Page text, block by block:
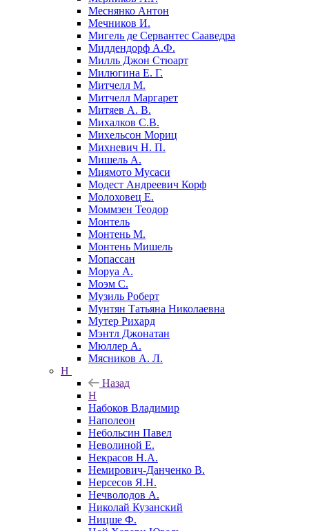
Меснянко Антон
Мечников И.
Мигель де Сервантес Сааведра
Миддендорф А.Ф.
Милль Джон Стюарт
Милюгина Е. Г.
Митчелл М.
Митчелл Маргарет
Митяев А. В.
Михалков С.В.
Михельсон Мориц
Михневич Н. П.
Мишель А.
Миямото Мусаси
Модест Андреевич Корф
Молоховец Е.
Моммзен Теодор
Монтель
Монтень М.
Монтень Мишель
Мопассан
Моруа А.
Моэм С.
Музиль Роберт
Мунтян Татьяна Николаевна
Мутер Рихард
Мэнтл Джонатан
Мюллер А.
Мясников А. Л.
Н
Назад
Н
Набоков Владимир
Наполеон
Небольсин Павел
Неволиной Е.
Некрасов Н.А.
Немирович-Данченко В.
Нерсесов Я.Н.
Нечволодов А.
Николай Кузанский
Ницше Ф.